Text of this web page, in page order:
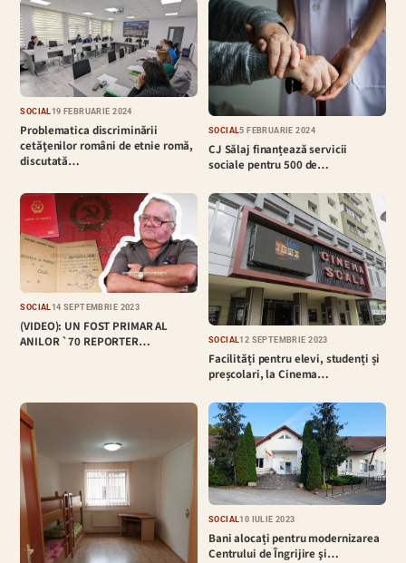
SOCIAL19 FEBRUARIE 2024
Problematica discriminării
cetăţenilor români de etnie romă,
discutată…
SOCIAL5 FEBRUARIE 2024
CJ Sălaj finanțează servicii
sociale pentru 500 de…
SOCIAL 14 SEPTEMBRIE 2023
(VIDEO): UN FOST PRIMAR AL
ANILOR `70 REPORTER…
SOCIAL12 SEPTEMBRIE 2023
Facilități pentru elevi, studenți și
preșcolari, la Cinema…
SOCIAL10 IULIE 2023
Bani alocați pentru modernizarea
Centrului de Îngrijire şi…